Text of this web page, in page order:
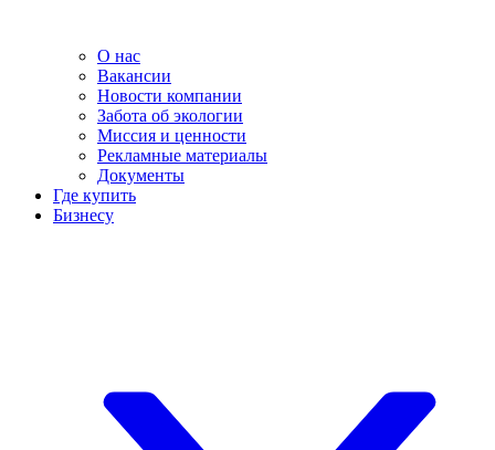
О нас
Вакансии
Новости компании
Забота об экологии
Миссия и ценности
Рекламные материалы
Документы
Где купить
Бизнесу